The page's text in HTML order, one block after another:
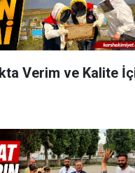
Verim ve Kalite